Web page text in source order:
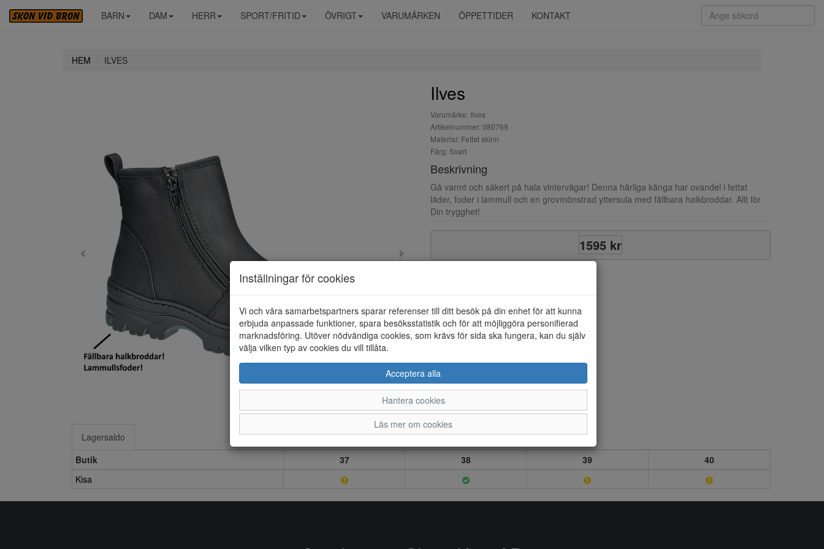
BARN DAM HERR SPORT/FRITID ÖVRIGT VARUMÄRKEN ÖPPETTIDER KONTAKT
HEM ILVES
Ilves
Varumärke: Ilves
Artikelnummer: 080769
Material: Fettat skinn
Färg: Svart
Beskrivning
Gå varmt och säkert på hala vintervägar! Denna härliga känga har ovandel i fettat
läder, foder i lammull och en grovmönstrad yttersula med fällbara halkbroddar. Allt för
Din trygghet!
1595 kr
Lagersaldo
Butik
37 38 39
40
Kisa
Inställningar för cookies
Vi och våra samarbetspartners sparar referenser till ditt besök på din enhet för att kunna
erbjuda anpassade funktioner, spara besöksstatistik och för att möjliggöra personifierad
marknadsföring. Utöver nödvändiga cookies, som krävs för sida ska fungera, kan du själv
välja vilken typ av cookies du vill tillåta.
Acceptera alla
Hantera cookies
Läs mer om cookies